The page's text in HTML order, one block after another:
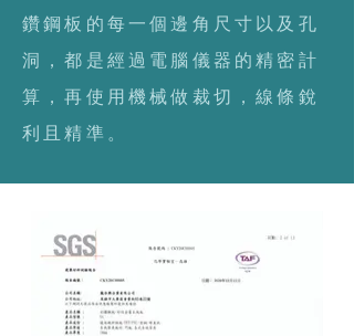
鑽鋼板的每一個邊角尺寸以及孔
洞，都是經過電腦儀器的精密計
算，再使用機械做裁切，線條銳
利且精準。